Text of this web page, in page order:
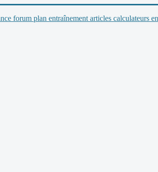
forum plan entraînement articles calculateurs